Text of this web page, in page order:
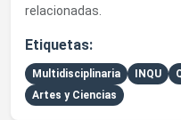
relacionadas.
Etiquetas:
Multidisciplinaria INQU
Artes y Ciencias